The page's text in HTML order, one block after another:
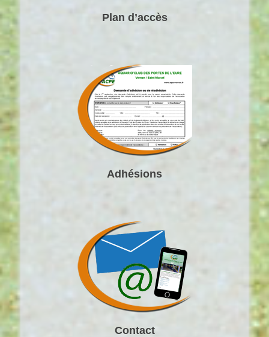
Plan d’accès
Adhésions
Contact